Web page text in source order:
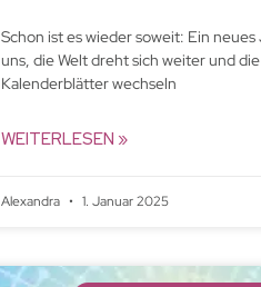
Schon ist es wieder soweit: Ein
uns, die Welt dreht sich weiter und die
Kalenderblätter wechseln
WEITERLESEN »
Alexandra 1. Januar 2025